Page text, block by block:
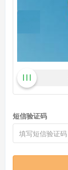
短信验证码